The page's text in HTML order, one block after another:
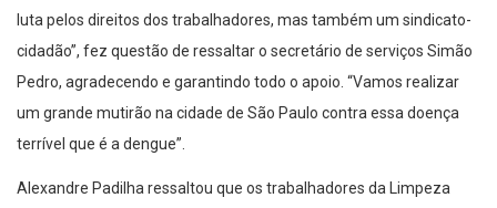
luta pelos direitos dos trabalhadores, mas também um sindicato-
cidadão”, fez questão de ressaltar o secretário de serviços Simão
Pedro, agradecendo e garantindo todo o apoio. “Vamos realizar
um grande mutirão na cidade de São Paulo contra essa doença
terrível que é a dengue”.
Alexandre Padilha ressaltou que os trabalhadores da Limpeza